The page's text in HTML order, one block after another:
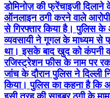
डोमिनोज़ की फ्रेंचाइजी
ऑनलाइन ठगी करने वाले आरोपी
से गिरफ्तार किया है। पुलिस
व्यवसायी ने गूगल के माध्यम से
था। इसके बाद खुद को कंपनी
रजिस्ट्रेशन फीस के नाम पर
जांच के दौरान पुलिस ने दिल्ली
किया। पुलिस का कहना है कि